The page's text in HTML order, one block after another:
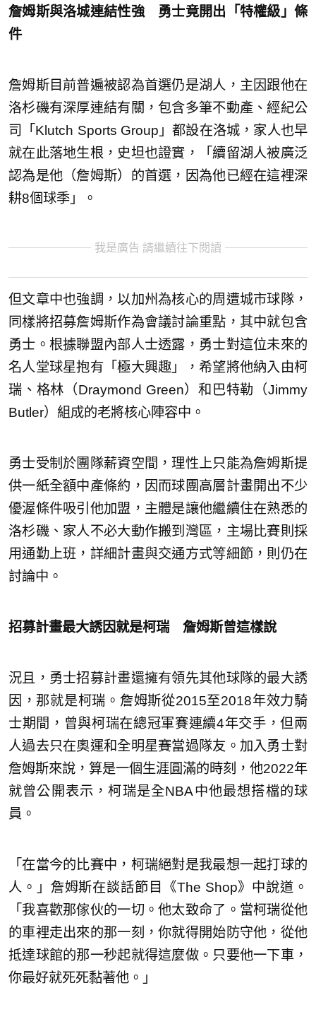
詹姆斯與洛城連結性強 勇士竟開出「特權級」 條
件
詹姆斯目前普遍被認為首選仍是湖人，主因跟他在
洛杉磯有深厚連結有關，包含多筆不動產、經紀公
司「Klutch Sports Group」都設在洛城，家人也早
就在此落地生根，史坦也證實，「續留湖人被廣泛
認為是他（詹姆斯）的首選，因為他已經在這裡深
耕8個球季」。
我是廣告 請繼續往下閱讀
但文章中也強調，以加州為核心的周遭城市球隊，
同樣將招募詹姆斯作為會議討論重點，其中就包含
勇士。根據聯盟內部人士透露，勇士對這位未來的
名人堂球星抱有「極大興趣」，希望將他納入由柯
瑞、格林（Draymond Green）和巴特勒（Jimmy
Butler）組成的老將核心陣容中。
勇士受制於團隊薪資空間，理性上只能為詹姆斯提
供一紙全額中產條約，因而球團高層計畫開出不少
優渥條件吸引他加盟，主體是讓他繼續住在熟悉的
洛杉磯、家人不必大動作搬到灣區，主場比賽則採
用通勤上班，詳細計畫與交通方式等細節，則仍在
討論中。
招募計畫最大誘因就是柯瑞 詹姆斯曾這樣說
況且，勇士招募計畫還擁有領先其他球隊的最大誘
因，那就是柯瑞。詹姆斯從2015至2018年效力騎
士期間，曾與柯瑞在總冠軍賽連續4年交手，但兩
人過去只在奧運和全明星賽當過隊友。加入勇士對
詹姆斯來說，算是一個生涯圓滿的時刻，他2022年
就曾公開表示，柯瑞是全NBA中他最想搭檔的球
員。
「在當今的比賽中，柯瑞絕對是我最想一起打球的
人。」詹姆斯在談話節目《The Shop》中說道。
「我喜歡那傢伙的一切。他太致命了。當柯瑞從他
的車裡走出來的那一刻，你就得開始防守他，從他
抵達球館的那一秒起就得這麼做。只要他一下車，
你最好就死死黏著他。」